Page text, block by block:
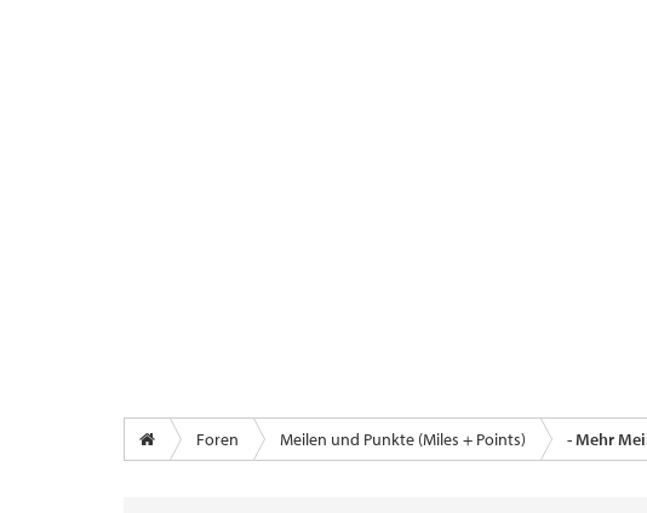
Foren Meilen und Punkte (Miles + Points) - Mehr